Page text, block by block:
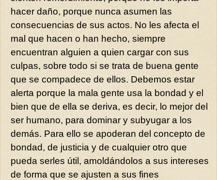
hacer daño, porque nunca asumen las
consecuencias de sus actos. No les afecta el
mal que hacen o han hecho, siempre
encuentran alguien a quien cargar con sus
culpas, sobre todo si se trata de buena gente
que se compadece de ellos. Debemos estar
alerta porque la mala gente usa la bondad y el
bien que de ella se deriva, es decir, lo mejor del
ser humano, para dominar y subyugar a los
demás. Para ello se apoderan del concepto de
bondad, de justicia y de cualquier otro que
pueda serles útil, amoldándolos a sus intereses
de forma que se ajusten a sus fines